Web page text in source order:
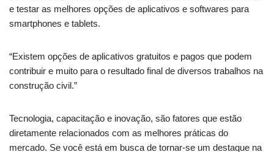
e testar as melhores opções de aplicativos e softwares para
smartphones e tablets.
“Existem opções de aplicativos gratuitos e pagos que podem
contribuir e muito para o resultado final de diversos trabalhos na
construção civil.”
Tecnologia, capacitação e inovação, são fatores que estão
diretamente relacionados com as melhores práticas do
mercado. Se você está em busca de tornar-se um destaque na